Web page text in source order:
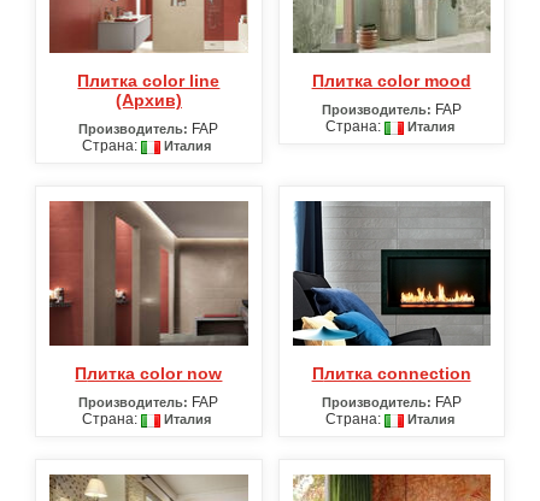
Плитка color line
(Архив)
Производитель: FAP
Страна:
Италия
Плитка color mood
Производитель: FAP
Страна:
Италия
Плитка color now
Производитель: FAP
Страна:
Италия
Плитка connection
Производитель: FAP
Страна:
Италия